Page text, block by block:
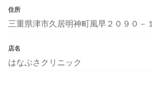
住所
三重県津市久居明神町風早２０９０－１
店名
はなぶさクリニック